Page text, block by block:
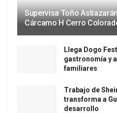
Supervisa Toño
Cárcamo H Cerro
Llega Dogo
gastronomía y
familiares
Trabajo de
transforma a
desarrollo